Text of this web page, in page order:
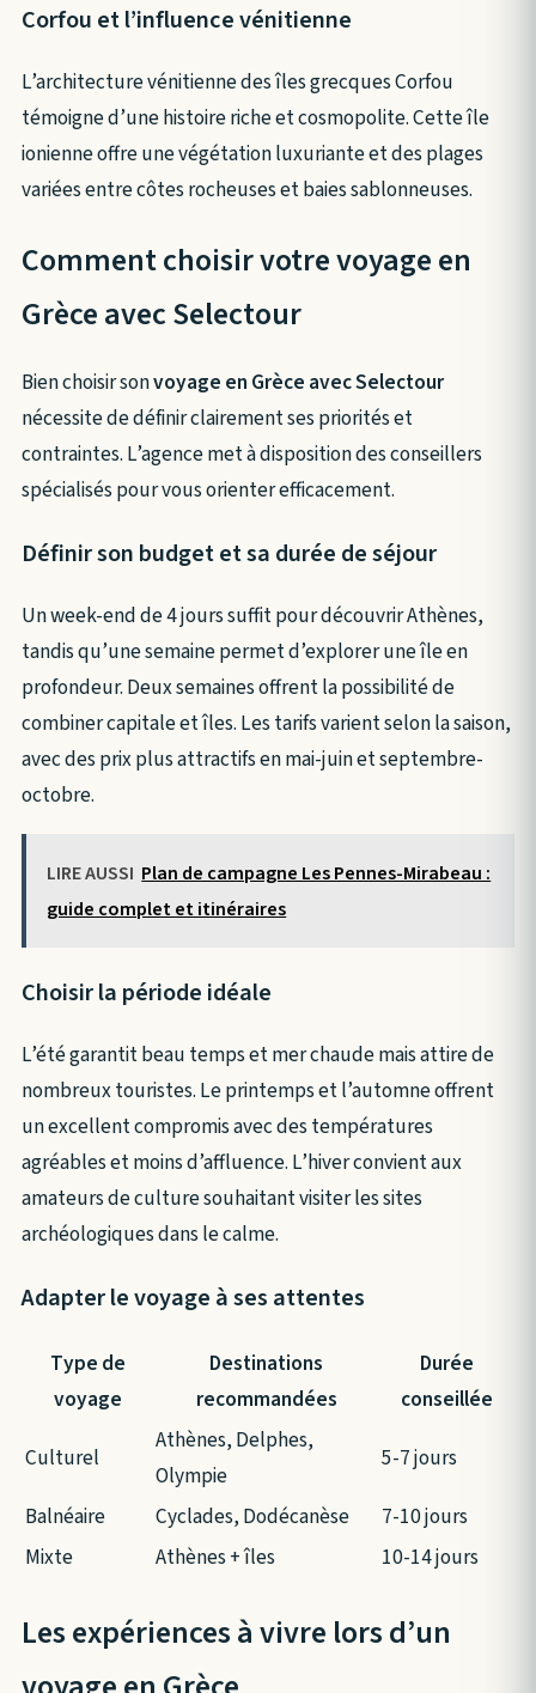
Corfou et l’influence vénitienne
L’architecture vénitienne des îles grecques Corfou
témoigne d’une histoire riche et cosmopolite. Cette île
ionienne offre une végétation luxuriante et des plages
variées entre côtes rocheuses et baies sablonneuses.
Comment choisir votre voyage en
Grèce avec Selectour
Bien choisir sonvoyage en Grèce avec Selectour
nécessite de définir clairement ses priorités et
contraintes. L’agence met à disposition des conseillers
spécialisés pour vous orienter efficacement.
Définir son budget et sa durée de séjour
Un week-end de 4 jours suffit pour découvrir Athènes,
tandis qu’une semaine permet d’explorer une île en
profondeur. Deux semaines offrent la possibilité de
combiner capitale et îles. Les tarifs varient selon la saison,
avec des prix plus attractifs en mai-juin et septembre-
octobre.
LIRE AUSSI Plan de campagne Les Pennes-Mirabeau :
guide complet et itinéraires
Choisir la période idéale
L’été garantit beau temps et mer chaude mais attire de
nombreux touristes. Le printemps et l’automne offrent
un excellent compromis avec des températures
agréables et moins d’affluence. L’hiver convient aux
amateurs de culture souhaitant visiter les sites
archéologiques dans le calme.
Adapter le voyage à ses attentes
Type de
voyage
Destinations
recommandées
Durée
conseillée
Culturel
Athènes, Delphes,
Olympie
5-7 jours
Balnéaire
Cyclades, Dodécanèse
7-10 jours
Mixte
Athènes + îles 10-14 jours
Les expériences à vivre lors d’un